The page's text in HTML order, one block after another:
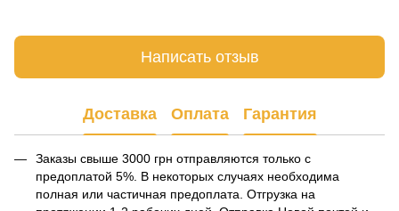
Написать отзыв
Доставка Оплата Гарантия
Заказы свыше 3000 грн отправляются только с
предоплатой 5%. В некоторых случаях необходима
полная или частичная предоплата. Отгрузка на